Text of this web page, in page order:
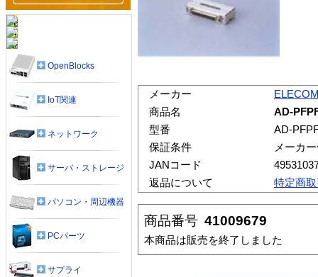
メーカー
商品名
AD-
型番
AD-
保証条件
メーカ
JANコード
返品について
特定商
商品番号 41009679
本商品は販売を終了しました
OpenBlocks
IoT関連
ネットワーク
サーバ・ストレージ
パソコン・周辺機器
PCパーツ
サプライ